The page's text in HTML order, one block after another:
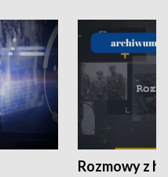
Rozmowy z